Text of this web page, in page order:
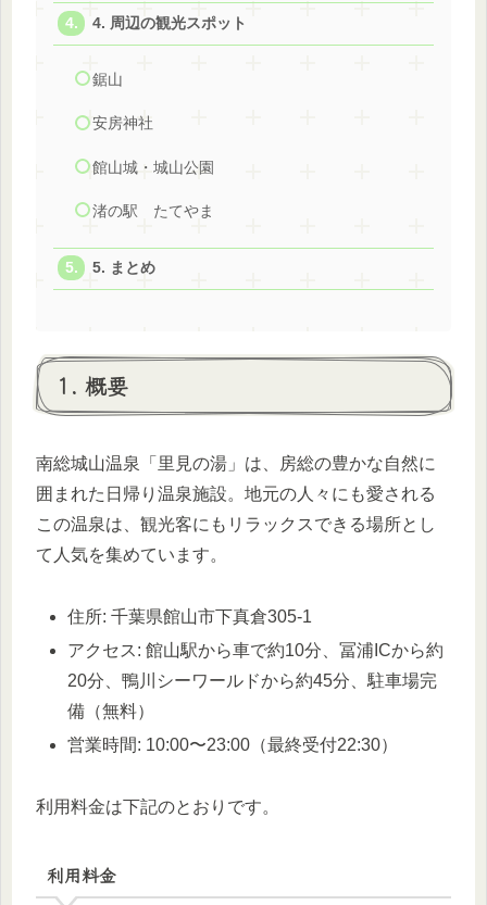
4. 周辺の観光スポット
鋸山
安房神社
館山城・城山公園
渚の駅 たてやま
5. まとめ
1. 概要
南総城山温泉「里見の湯」は、房総の豊かな自然に
囲まれた日帰り温泉施設。地元の人々にも愛される
この温泉は、観光客にもリラックスできる場所とし
て人気を集めています。
住所: 千葉県館山市下真倉305-1
アクセス: 館山駅から車で約10分、冨浦ICから約
20分、鴨川シーワールドから約45分、駐車場完
備（無料）
営業時間: 10:00〜23:00（最終受付22:30）
利用料金は下記のとおりです。
利用料金